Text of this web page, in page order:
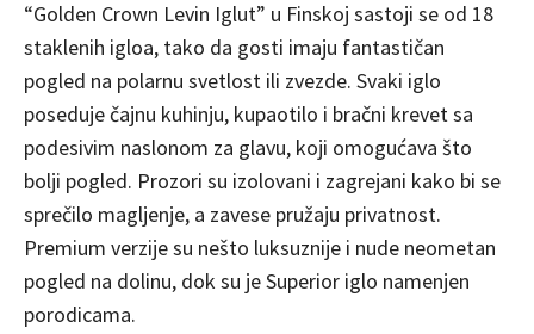
“Golden Crown Levin Iglut” u Finskoj sastoji se od 18
staklenih igloa, tako da gosti imaju fantastičan
pogled na polarnu svetlost ili zvezde. Svaki iglo
poseduje čajnu kuhinju, kupaotilo i bračni krevet sa
podesivim naslonom za glavu, koji omogućava što
bolji pogled. Prozori su izolovani i zagrejani kako bi se
sprečilo magljenje, a zavese pružaju privatnost.
Premium verzije su nešto luksuznije i nude neometan
pogled na dolinu, dok su je Superior iglo namenjen
porodicama.